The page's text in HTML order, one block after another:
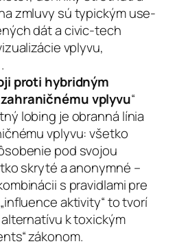
zmluvy sú typickým use-
dát a civic-tech
vplyvu,
proti hybridným
vplyvu“
lobing je obranná línia
vplyvu: všetko
pod svojou
skryté a anonymné –
s pravidlami pre
aktivity“ to tvorí
k toxickým
zákonom.